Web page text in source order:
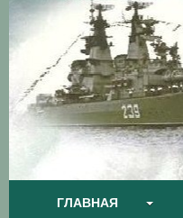
ГЛАВНАЯ